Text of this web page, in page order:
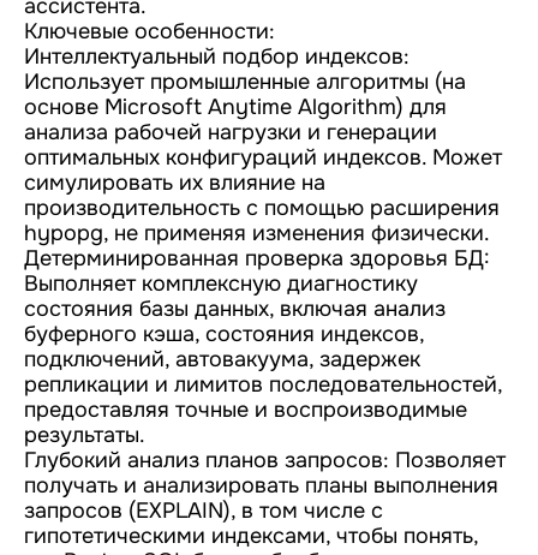
ассистента.
Ключевые особенности:
Интеллектуальный подбор индексов:
Использует промышленные алгоритмы (на
основе Microsoft Anytime Algorithm) для
анализа рабочей нагрузки и генерации
оптимальных конфигураций индексов. Может
симулировать их влияние на
производительность с помощью расширения
hypopg, не применяя изменения физически.
Детерминированная проверка здоровья БД:
Выполняет комплексную диагностику
состояния базы данных, включая анализ
буферного кэша, состояния индексов,
подключений, автовакуума, задержек
репликации и лимитов последовательностей,
предоставляя точные и воспроизводимые
результаты.
Глубокий анализ планов запросов: Позволяет
получать и анализировать планы выполнения
запросов (EXPLAIN), в том числе с
гипотетическими индексами, чтобы понять,